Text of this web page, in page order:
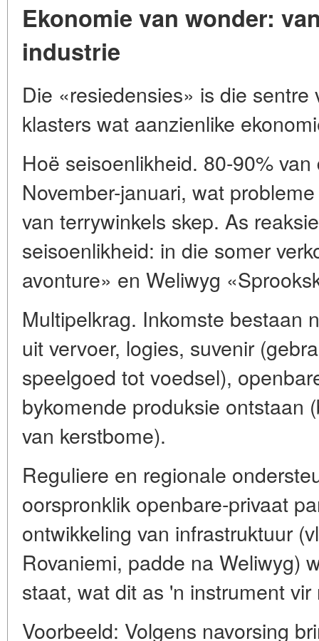
Ekonomie van wonder:
industrie
Die «resiedensies» is die
klasters wat aanzienlike
Hoë seisoenlikheid. 80-90%
November-januari, wat
van terrywinkels skep. As
seisoenlikheid: in die somer
avonture» en Weliwyg
Multipelkrag. Inkomste bestaan
uit vervoer, logies, suvenir
speelgoed tot voedsel),
bykomende produksie ontstaan
van kerstbome).
Reguliere en regionale
oorspronklik openbare-privaat
ontwikkeling van infrastruktuur
Rovaniemi, padde na Weliwyg)
staat, wat dit as 'n instrument
Voorbeeld: Volgens navorsing